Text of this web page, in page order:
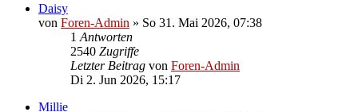
Daisy
von Foren-Admin » So 31. Mai 2026, 07:38
1 Antworten
2540 Zugriffe
Letzter Beitrag von Foren-Admin
Di 2. Jun 2026, 15:17
Millie